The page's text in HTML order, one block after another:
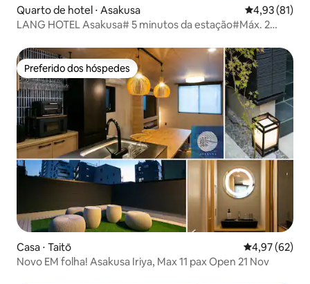
Quarto de hotel ⋅ Asakusa 4,93 de uma
4,93 (81)
LANG HOTEL Asakusa# 5 minutos da estação#Máx. 2
Preferido dos hóspedes
Preferido dos hóspedes
Casa ⋅ Taitō 4,97 de uma
4,97 (62)
Novo EM folha! Asakusa Iriya, Max 11 pax Open 21 Nov